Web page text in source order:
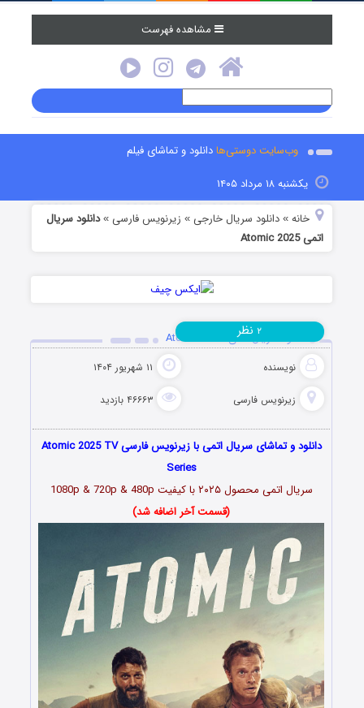
مشاهده فهرست
وب‌سایت دوستی‌هادانلود و تماشای فیلم
یکشنبه ۱۸ مرداد ۱۴۰۵
خانه »دانلود سریال خارجی » زیرنویس فارسی »دانلود سریال
اتمی Atomic 2025
دانلود سریال اتمی Atomic 2025
نویسنده ۱۱ شهریور ۱۴۰۴
زیرنویس فارسی ۴۶۶۶۳ بازدید
۲ نظر
دانلود و تماشای سریال اتمی با زیرنویس فارسی Atomic 2025 TV
Series
سریال اتمی محصول ۲۰۲۵ با کیفیت 1080p & 720p & 480p
(قسمت آخر اضافه شد)